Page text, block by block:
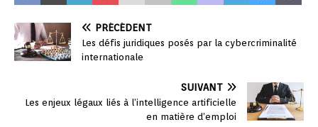
PRÉCÉDENT
Les défis juridiques posés par la cybercriminalité
internationale
SUIVANT
Les enjeux légaux liés à l’intelligence artificielle
en matière d’emploi